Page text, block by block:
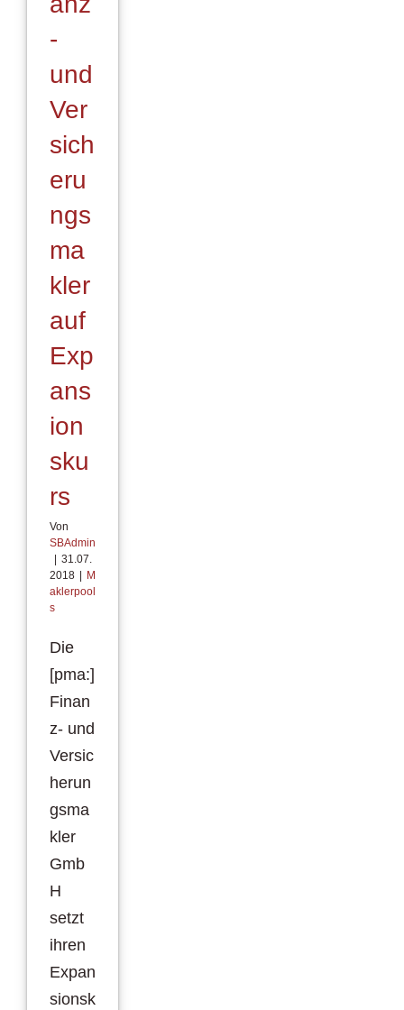
-
und
Ver
sich
eru
ngs
ma
kler
auf
Exp
ans
ion
sku
rs
Von
SBAdmin
31.07.
2018
M
aklerpool
s
Die
[pma:]
Finan
z- und
Versic
herun
gsma
kler
Gmb
H
setzt
ihren
Expan
sionsk